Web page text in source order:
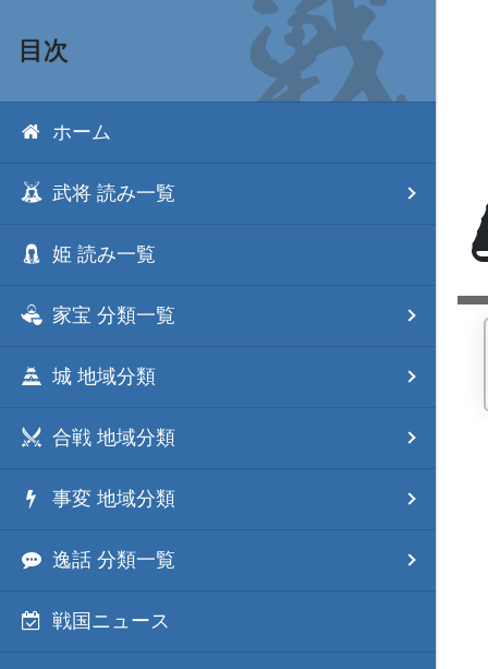
目次
ホーム
武将 読み一覧
姫 読み一覧
家宝 分類一覧
城 地域分類
合戦 地域分類
事変 地域分類
逸話 分類一覧
戦国ニュース